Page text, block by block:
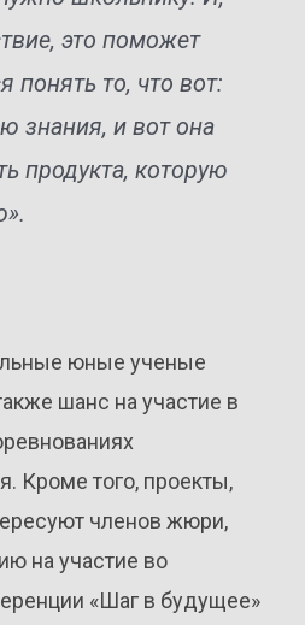
это поможет
понять то, что вот:
знания, и вот она
продукта, которую
юные ученые
шанс на участие в
Кроме того, проекты,
членов жюри,
на участие во
«Шаг в будущее»